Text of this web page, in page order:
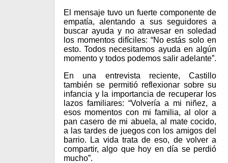
El mensaje tuvo un fuerte componente de
empatía, alentando a sus seguidores a
buscar ayuda y no atravesar en soledad
los momentos difíciles: “No estás solo en
esto. Todos necesitamos ayuda en algún
momento y todos podemos salir adelante”.
En una entrevista reciente, Castillo
también se permitió reflexionar sobre su
infancia y la importancia de recuperar los
lazos familiares: “Volvería a mi niñez, a
esos momentos con mi familia, al olor a
pan casero de mi abuela, al mate cocido,
a las tardes de juegos con los amigos del
barrio. La vida trata de eso, de volver a
compartir, algo que hoy en día se perdió
mucho”.